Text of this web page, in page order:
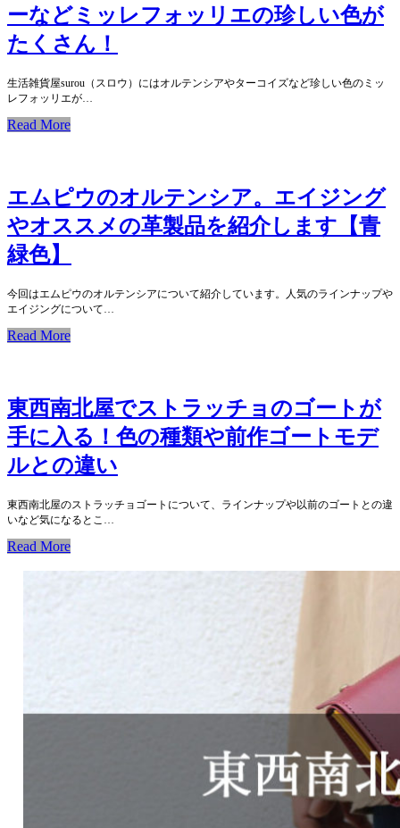
ーなどミッレフォッリエの珍しい色が
たくさん！
生活雑貨屋surou（スロウ）にはオルテンシアやターコイズなど珍しい色のミッ
レフォッリエが…
Read More
エムピウのオルテンシア。エイジング
やオススメの革製品を紹介します【青
緑色】
今回はエムピウのオルテンシアについて紹介しています。人気のラインナップや
エイジングについて…
Read More
東西南北屋でストラッチョのゴートが
手に入る！色の種類や前作ゴートモデ
ルとの違い
東西南北屋のストラッチョゴートについて、ラインナップや以前のゴートとの違
いなど気になるとこ…
Read More